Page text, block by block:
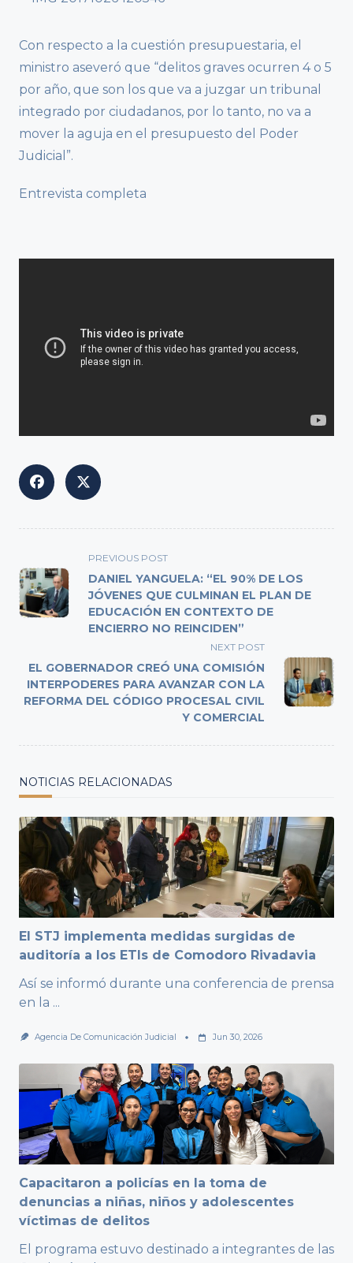
Con respecto a la cuestión presupuestaria, el
ministro aseveró que “delitos graves ocurren 4 o 5
por año, que son los que va a juzgar un tribunal
integrado por ciudadanos, por lo tanto, no va a
mover la aguja en el presupuesto del Poder
Judicial”.
Entrevista completa
class="nav-
subtitle
screen-
PREVIOUS POST
DANIEL YANGUELA: “EL 90% DE LOS
JÓVENES QUE CULMINAN EL PLAN DE
EDUCACIÓN EN CONTEXTO DE
ENCIERRO NO REINCIDEN”
NEXT POST
EL GOBERNADOR CREÓ UNA COMISIÓN
INTERPODERES PARA AVANZAR CON LA
REFORMA DEL CÓDIGO PROCESAL CIVIL
Y COMERCIAL
NOTICIAS RELACIONADAS
El STJ implementa medidas surgidas de
auditoría a los ETIs de Comodoro Rivadavia
Así se informó durante una conferencia de prensa
en la ...
Agencia De Comunicación Judicial Jun 30, 2026
Capacitaron a policías en la toma de
denuncias a niñas, niños y adolescentes
víctimas de delitos
El programa estuvo destinado a integrantes de las